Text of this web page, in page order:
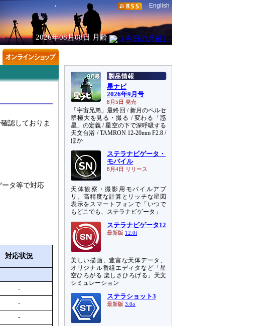
English
2026年08月08日 月齢
認しておりま
タ等で対応
対応状況
-
-
-
星ナビ
2026年9月号
8月5日 発売
「宇宙兄弟」最終回 / 新月のペルセ
群極大を見る・撮る / 変わる「惑
星」の定義 / 星空の下で深呼吸する
天文台浴 / TAMRON 12-20mm F2.8 /
ほか
ステラナビゲータ・
モバイル
8月4日 リリース
天体観察・撮影用モバイルアプ
リ。高精度な計算とリッチな星図
表示をスマートフォンで「いつで
もどこでも、ステラナビゲータ」
ステラナビゲータ12
最新版 12.0i
美しい描画、豊富な天体データ、
オリジナル番組エディタなど「星
空ひろがる 楽しさひろげる」天文
シミュレーション
ステラショット3
最新版 3.0o